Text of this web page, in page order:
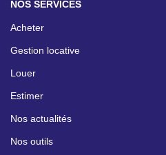
NOS SERVICES
Acheter
Gestion locative
Louer
Estimer
Nos actualités
Nos outils